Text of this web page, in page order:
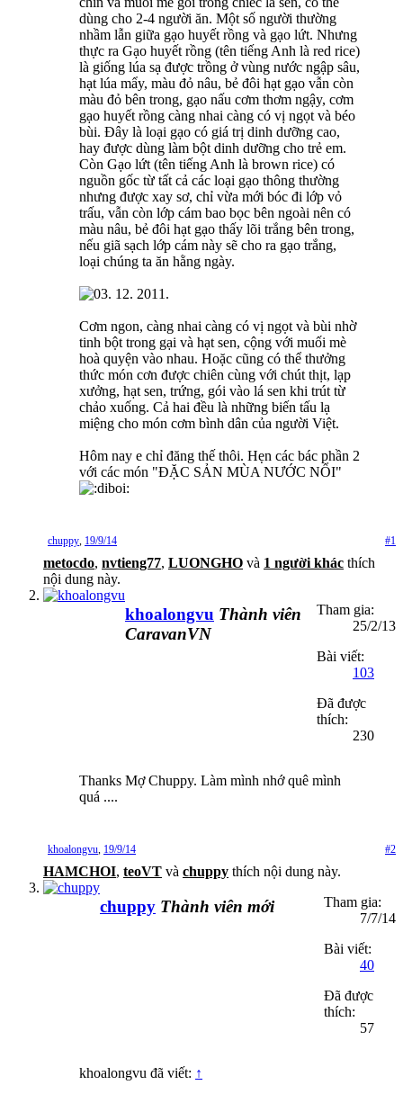
dùng cho 2-4 người ăn. Một số người thường
nhầm lẫn giữa gạo huyết rồng và gạo lứt. Nhưng
thực ra Gạo huyết rồng (tên tiếng Anh là red rice)
là giống lúa sạ được trồng ở vùng nước ngập sâu,
hạt lúa mẩy, màu đỏ nâu, bẻ đôi hạt gạo vẫn còn
màu đỏ bên trong, gạo nấu cơm thơm ngậy, cơm
gạo huyết rồng càng nhai càng có vị ngọt và béo
bùi. Đây là loại gạo có giá trị dinh dưỡng cao,
hay được dùng làm bột dinh dưỡng cho trẻ em.
Còn Gạo lứt (tên tiếng Anh là brown rice) có
nguồn gốc từ tất cả các loại gạo thông thường
nhưng được xay sơ, chỉ vừa mới bóc đi lớp vỏ
trấu, vẫn còn lớp cám bao bọc bên ngoài nên có
màu nâu, bẻ đôi hạt gạo thấy lõi trắng bên trong,
nếu giã sạch lớp cám này sẽ cho ra gạo trắng,
loại chúng ta ăn hằng ngày.
Cơm ngon, càng nhai càng có vị ngọt và bùi nhờ
tinh bột trong gại và hạt sen, cộng với muối mè
hoà quyện vào nhau. Hoặc cũng có thể thưởng
thức món cơn được chiên cùng với chút thịt, lạp
xưởng, hạt sen, trứng, gói vào lá sen khi trút từ
chảo xuống. Cả hai đều là những biến tấu lạ
miệng cho món cơm bình dân của người Việt.
Hôm nay e chỉ đăng thế thôi. Hẹn các bác phần 2
với các món "ĐẶC SẢN MÙA NƯỚC NỔI"
#1
chuppy 19/9/14
metocdo, nvtieng77, LUONGHO và 1 người khác thích
nội dung này.
khoalongvu Thành viên
CaravanVN
Tham gia:
25/2/13
Bài viết:
103
Đã được
thích:
230
Thanks Mợ Chuppy. Làm mình nhớ quê mình
quá ....
#2
khoalongvu 19/9/14
HAMCHOI, teoVT và chuppy thích nội dung này.
chuppy Thành viên mới
Tham gia:
7/7/14
Bài viết:
40
Đã được
thích:
57
khoalongvu đã viết: ↑